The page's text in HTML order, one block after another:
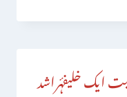
ایک خلیفۂراشد